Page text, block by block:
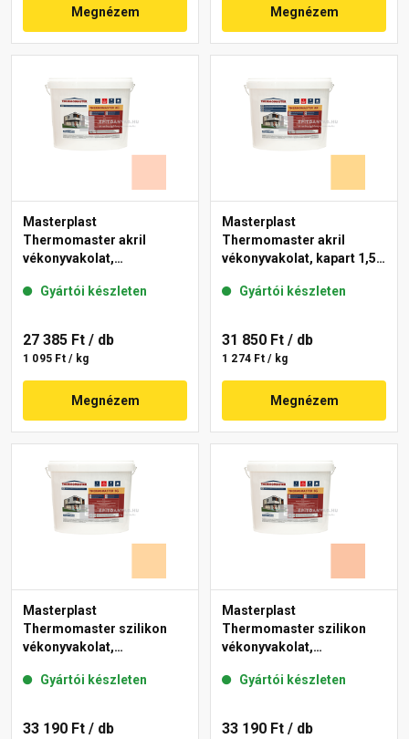
Megnézem Megnézem
Masterplast
Thermomaster akril
vékonyvakolat,
15-E 25 kg
Gyártói készleten
27 385 Ft / db
1 095 Ft / kg
Megnézem
Masterplast
Thermomaster akril
vékonyvakolat, kapart 1,5
Gyártói készleten
31 850 Ft / db
1 274 Ft / kg
Megnézem
Masterplast
Thermomaster szilikon
vékonyvakolat,
06-E 25 kg
Gyártói készleten
33 190 Ft / db
Masterplast
Thermomaster szilikon
vékonyvakolat,
11-D 25 kg
Gyártói készleten
33 190 Ft / db